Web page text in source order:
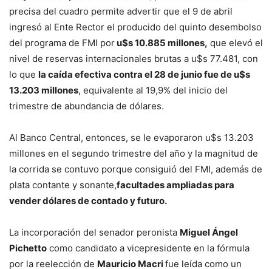
precisa del cuadro permite advertir que el 9 de abril
ingresó al Ente Rector el producido del quinto desembolso
del programa de FMI poru$s 10.885 millones, que elevó el
nivel de reservas internacionales brutas a u$s 77.481, con
lo que la caída efectiva contra el 28 de junio fue de u$s
13.203 millones, equivalente al 19,9% del inicio del
trimestre de abundancia de dólares.
Al Banco Central, entonces, se le evaporaron u$s 13.203
millones en el segundo trimestre del año y la magnitud de
la corrida se contuvo porque consiguió del FMI, además de
plata contante y sonante,facultades ampliadas para
vender dólares de contado y futuro.
La incorporación del senador peronista Miguel Ángel
Pichetto como candidato a vicepresidente en la fórmula
por la reelección de Mauricio Macrifue leída como un